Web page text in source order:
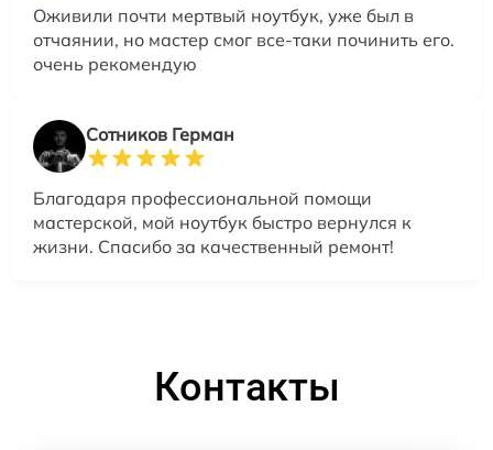
Оживили почти мертвый ноутбук, уже был в
отчаянии, но мастер смог все-таки починить его.
очень рекомендую
Сотников Герман
Благодаря профессиональной помощи
мастерской, мой ноутбук быстро вернулся к
жизни. Спасибо за качественный ремонт!
Контакты